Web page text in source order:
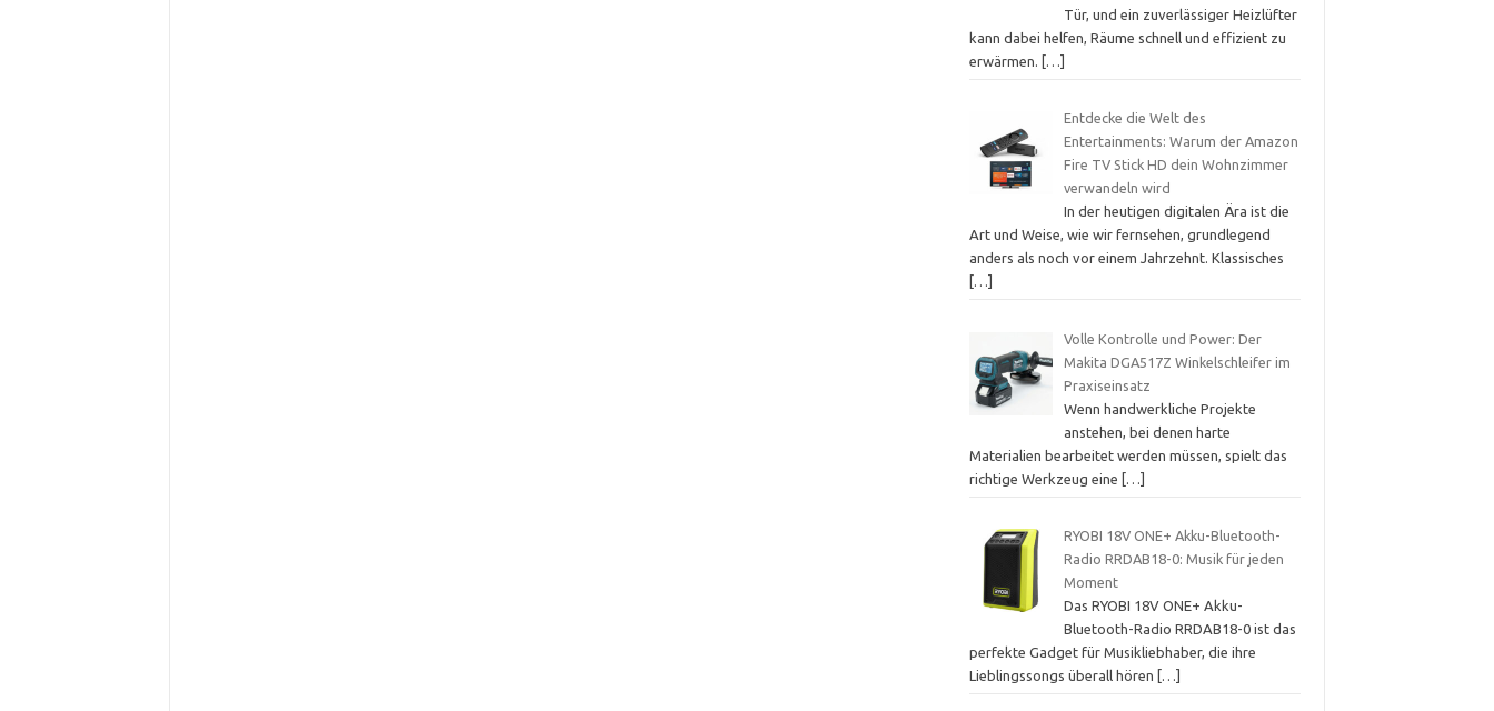
Tür, und ein zuverlässiger Heizlüfter
kann dabei helfen, Räume schnell und effizient zu
erwärmen.
[…]
Entdecke die Welt des
Entertainments: Warum der Amazon
Fire TV Stick HD dein Wohnzimmer
verwandeln wird
In der heutigen digitalen Ära ist die
Art und Weise, wie wir fernsehen, grundlegend
anders als noch vor einem Jahrzehnt. Klassisches
[…]
Volle Kontrolle und Power: Der
Makita DGA517Z Winkelschleifer im
Praxiseinsatz
Wenn handwerkliche Projekte
anstehen, bei denen harte
Materialien bearbeitet werden müssen, spielt das
richtige Werkzeug eine
[…]
RYOBI 18V ONE+ Akku-Bluetooth-
Radio RRDAB18-0: Musik für jeden
Moment
Das RYOBI 18V ONE+ Akku-
Bluetooth-Radio RRDAB18-0 ist das
perfekte Gadget für Musikliebhaber, die ihre
Lieblingssongs überall hören
[…]